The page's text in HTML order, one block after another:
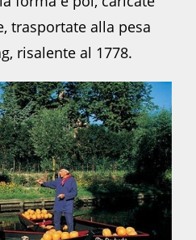
trasportate alla pesa
risalente al 1778.